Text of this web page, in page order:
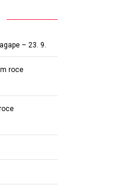
– 23. 9.
roce